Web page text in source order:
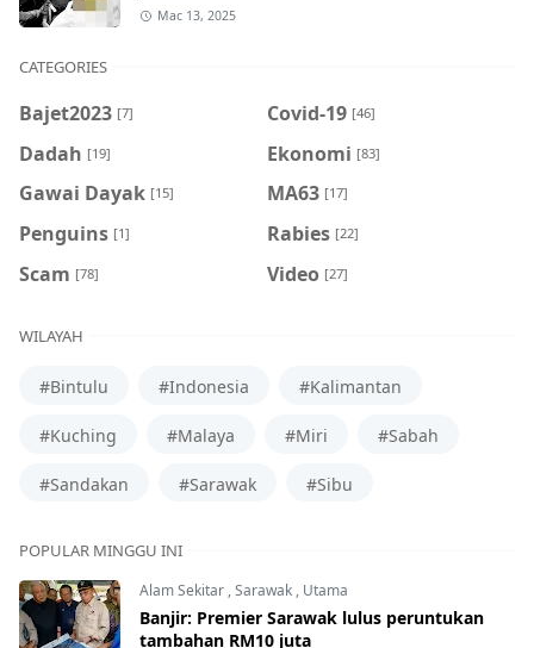
Mac 13, 2025
CATEGORIES
Bajet2023 [7] Covid-19 [46]
Dadah [19] Ekonomi [83]
Gawai Dayak [15] MA63 [17]
Penguins [1] Rabies [22]
Scam [78] Video [27]
WILAYAH
#Bintulu #Indonesia #Kalimantan
#Kuching #Malaya #Miri #Sabah
#Sandakan #Sarawak #Sibu
POPULAR MINGGU INI
Alam Sekitar,Sarawak, Utama
Banjir: Premier Sarawak lulus peruntukan
tambahan RM10 juta